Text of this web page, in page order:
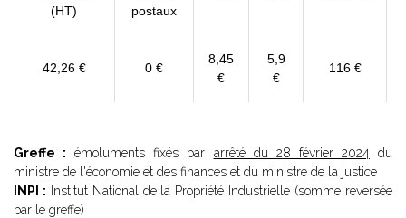
(HT)
postaux
42,26 € 0 €
8,45
€
5,9
€
116 €
Greffe : émoluments fixés par arrêté du 28 février 2024 du
ministre de l'économie et des finances et du ministre de la justice
INPI : Institut National de la Propriété Industrielle (somme reversée
par le greffe)